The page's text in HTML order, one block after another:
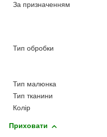
За призначенням
Тип обробки
Тип малюнка
Тип тканини
Колір
Приховати